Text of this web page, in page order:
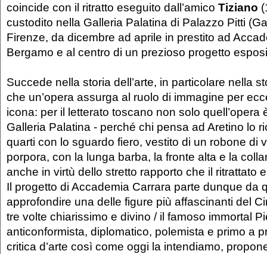
coincide con il ritratto eseguito dall’amico Tiziano
custodito nella Galleria Palatina di Palazzo Pitti
Firenze, da dicembre ad aprile in prestito ad
Bergamo e al centro di un prezioso progetto
Succede nella storia dell’arte, in particolare nella
che un’opera assurga al ruolo di immagine per
icona: per il letterato toscano non solo quell’opera
Galleria Palatina - perché chi pensa ad Aretino lo
quarti con lo sguardo fiero, vestito di un robone di
porpora, con la lunga barba, la fronte alta e la
anche in virtù dello stretto rapporto che il ritrattato
Il progetto di Accademia Carrara parte dunque da
approfondire una delle figure più affascinanti del
tre volte chiarissimo e divino / il famoso immortal
anticonformista, diplomatico, polemista e primo a
critica d’arte così come oggi la intendiamo,